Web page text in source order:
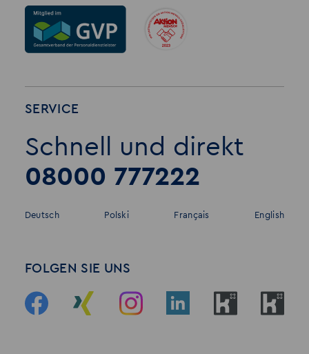
SERVICE
Schnell und direkt
08000 777222
Deutsch Polski Français English
FOLGEN SIE UNS